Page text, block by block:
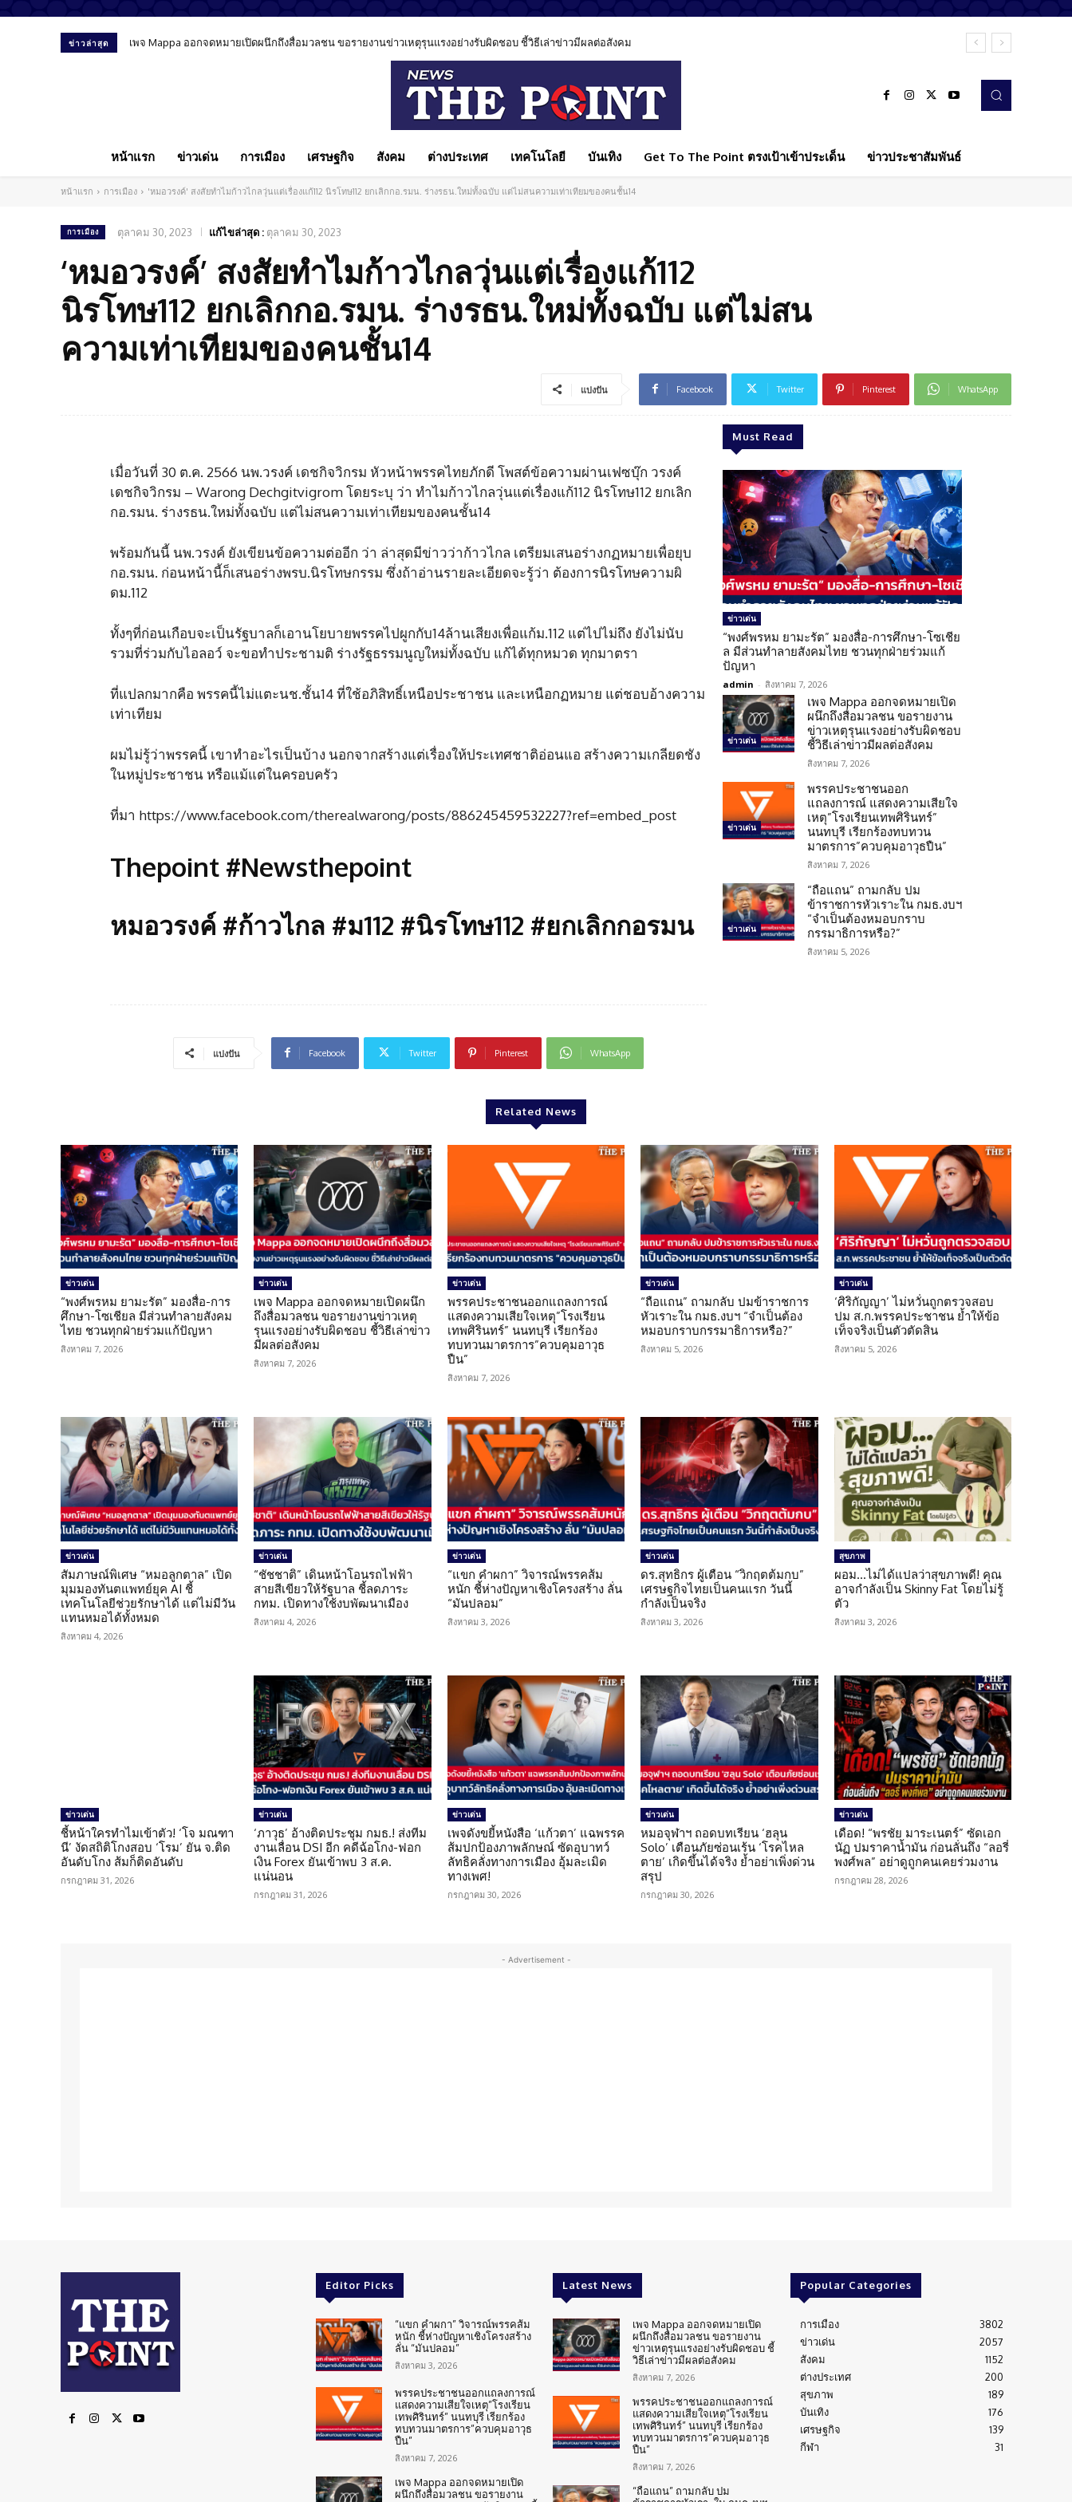
ข่าวล่าสุด เพจ Mappa ออกจดหมายเปิดผนึกถึงสื่อมวลชน ขอรายงานข่าวเหตุรุนแรงอย่างรับผิดชอบ ชี้วิธีเล่าข่าวมีผลต่อสังคม
หน้าแรก ข่าวเด่น การเมือง เศรษฐกิจ สังคม ต่างประเทศ เทคโนโลยี บันเทิง Get To The Point ตรงเป้าเข้าประเด็น ข่าวประชาสัมพันธ์
หน้าแรก การเมือง 'หมอวรงค์' สงสัยทำไมก้าวไกลวุ่นแต่เรื่องแก้112 นิรโทษ112 ยกเลิกกอ.รมน. ร่างรธน.ใหม่ทั้งฉบับ แต่ไม่สนความเท่าเทียมของคนชั้น14
การเมือง ตุลาคม 30, 2023 แก้ไขล่าสุด : ตุลาคม 30, 2023
‘หมอวรงค์’ สงสัยทำไมก้าวไกลวุ่นแต่เรื่องแก้112
นิรโทษ112 ยกเลิกกอ.รมน. ร่างรธน.ใหม่ทั้งฉบับ แต่ไม่สน
ความเท่าเทียมของคนชั้น14
แบ่งปัน Facebook Twitter Pinterest WhatsApp
เมื่อวันที่ 30 ต.ค. 2566 นพ.วรงค์ เดชกิจวิกรม หัวหน้าพรรคไทยภักดี โพสต์ข้อความผ่านเฟซบุ๊ก วรงค์
เดชกิจวิกรม – Warong Dechgitvigrom โดยระบุ ว่า ทำไมก้าวไกลวุ่นแต่เรื่องแก้112 นิรโทษ112 ยกเลิก
กอ.รมน. ร่างรธน.ใหม่ทั้งฉบับ แต่ไม่สนความเท่าเทียมของคนชั้น14
พร้อมกันนี้ นพ.วรงค์ ยังเขียนข้อความต่ออีก ว่า ล่าสุดมีข่าวว่าก้าวไกล เตรียมเสนอร่างกฏหมายเพื่อยุบ
กอ.รมน. ก่อนหน้านี้ก็เสนอร่างพรบ.นิรโทษกรรม ซึ่งถ้าอ่านรายละเอียดจะรู้ว่า ต้องการนิรโทษความผิ
ดม.112
ทั้งๆที่ก่อนเกือบจะเป็นรัฐบาลก็เอานโยบายพรรคไปผูกกับ14ล้านเสียงเพื่อแก้ม.112 แต่ไปไม่ถึง ยังไม่นับ
รวมที่ร่วมกับไอลอว์ จะขอทำประชามติ ร่างรัฐธรรมนูญใหม่ทั้งฉบับ แก้ได้ทุกหมวด ทุกมาตรา
ที่แปลกมากคือ พรรคนี้ไม่แตะนช.ชั้น14 ที่ใช้อภิสิทธิ์เหนือประชาชน และเหนือกฏหมาย แต่ชอบอ้างความ
เท่าเทียม
ผมไม่รู้ว่าพรรคนี้ เขาทำอะไรเป็นบ้าง นอกจากสร้างแต่เรื่องให้ประเทศชาติอ่อนแอ สร้างความเกลียดชัง
ในหมู่ประชาชน หรือแม้แต่ในครอบครัว
ที่มา https://www.facebook.com/therealwarong/posts/886245459532227?ref=embed_post
Thepoint #Newsthepoint
หมอวรงค์ #ก้าวไกล #ม112 #นิรโทษ112 #ยกเลิกกอรมน
แบ่งปัน Facebook Twitter Pinterest WhatsApp
Must Read
ข่าวเด่น
“พงศ์พรหม ยามะรัต” มองสื่อ-การศึกษา-โซเชีย
ล มีส่วนทำลายสังคมไทย ชวนทุกฝ่ายร่วมแก้
ปัญหา
admin - สิงหาคม 7, 2026
ข่าวเด่น
เพจ Mappa ออกจดหมายเปิด
ผนึกถึงสื่อมวลชน ขอรายงาน
ข่าวเหตุรุนแรงอย่างรับผิดชอบ
ชี้วิธีเล่าข่าวมีผลต่อสังคม
สิงหาคม 7, 2026
ข่าวเด่น
พรรคประชาชนออก
แถลงการณ์ แสดงความเสียใจ
เหตุ”โรงเรียนเทพศิรินทร์”
นนทบุรี เรียกร้องทบทวน
มาตรการ”ควบคุมอาวุธปืน”
สิงหาคม 7, 2026
ข่าวเด่น
“ถือแถน” ถามกลับ ปม
ข้าราชการหัวเราะใน กมธ.งบฯ
“จำเป็นต้องหมอบกราบ
กรรมาธิการหรือ?”
สิงหาคม 5, 2026
Related News
ข่าวเด่น
“พงศ์พรหม ยามะรัต” มองสื่อ-การ
ศึกษา-โซเชียล มีส่วนทำลายสังคม
ไทย ชวนทุกฝ่ายร่วมแก้ปัญหา
สิงหาคม 7, 2026
ข่าวเด่น
เพจ Mappa ออกจดหมายเปิดผนึก
ถึงสื่อมวลชน ขอรายงานข่าวเหตุ
รุนแรงอย่างรับผิดชอบ ชี้วิธีเล่าข่าว
มีผลต่อสังคม
สิงหาคม 7, 2026
ข่าวเด่น
พรรคประชาชนออกแถลงการณ์
แสดงความเสียใจเหตุ”โรงเรียน
เทพศิรินทร์” นนทบุรี เรียกร้อง
ทบทวนมาตรการ”ควบคุมอาวุธ
ปืน”
สิงหาคม 7, 2026
ข่าวเด่น
“ถือแถน” ถามกลับ ปมข้าราชการ
หัวเราะใน กมธ.งบฯ “จำเป็นต้อง
หมอบกราบกรรมาธิการหรือ?”
สิงหาคม 5, 2026
ข่าวเด่น
‘ศิริกัญญา’ ไม่หวั่นถูกตรวจสอบ
ปม ส.ก.พรรคประชาชน ย้ำให้ข้อ
เท็จจริงเป็นตัวตัดสิน
สิงหาคม 5, 2026
ข่าวเด่น
สัมภาษณ์พิเศษ “หมอลูกตาล” เปิด
มุมมองทันตแพทย์ยุค AI ชี้
เทคโนโลยีช่วยรักษาได้ แต่ไม่มีวัน
แทนหมอได้ทั้งหมด
สิงหาคม 4, 2026
ข่าวเด่น
“ชัชชาติ” เดินหน้าโอนรถไฟฟ้า
สายสีเขียวให้รัฐบาล ชี้ลดภาระ
กทม. เปิดทางใช้งบพัฒนาเมือง
สิงหาคม 4, 2026
ข่าวเด่น
“แขก คำผกา” วิจารณ์พรรคส้ม
หนัก ชี้ห่างปัญหาเชิงโครงสร้าง ลั่น
“มันปลอม”
สิงหาคม 3, 2026
ข่าวเด่น
ดร.สุทธิกร ผู้เตือน “วิกฤตต้มกบ”
เศรษฐกิจไทยเป็นคนแรก วันนี้
กำลังเป็นจริง
สิงหาคม 3, 2026
สุขภาพ
ผอม…ไม่ได้แปลว่าสุขภาพดี! คุณ
อาจกำลังเป็น Skinny Fat โดยไม่รู้
ตัว
สิงหาคม 3, 2026
ข่าวเด่น
ชี้หน้าใครทำไมเข้าตัว! ‘โจ มณฑา
นี’ งัดสถิติโกงสอบ ‘โรม’ ยัน จ.ติด
อันดับโกง ส้มก็ติดอันดับ
กรกฎาคม 31, 2026
ข่าวเด่น
‘ภาวุธ’ อ้างติดประชุม กมธ.! ส่งทีม
งานเลื่อน DSI อีก คดีฉ้อโกง-ฟอก
เงิน Forex ยันเข้าพบ 3 ส.ค.
แน่นอน
กรกฎาคม 31, 2026
ข่าวเด่น
เพจดังขยี้หนังสือ ‘แก้วตา’ แฉพรรค
ส้มปกป้องภาพลักษณ์ ซัดอุบาทว์
ลัทธิคลั่งทางการเมือง อุ้มละเมิด
ทางเพศ!
กรกฎาคม 30, 2026
ข่าวเด่น
หมอจุฬาฯ ถอดบทเรียน ‘ฮลุน
Solo’ เตือนภัยซ่อนเร้น ‘โรคไหล
ตาย’ เกิดขึ้นได้จริง ย้ำอย่าเพิ่งด่วน
สรุป
กรกฎาคม 30, 2026
ข่าวเด่น
เดือด! “พรชัย มาระเนตร์” ซัดเอก
นัฏ ปมราคาน้ำมัน ก่อนลั่นถึง “ลอรี่
พงศ์พล” อย่าดูถูกคนเคยร่วมงาน
กรกฎาคม 28, 2026
- Advertisement -
Editor Picks
“แขก คำผกา” วิจารณ์พรรคส้ม
หนัก ชี้ห่างปัญหาเชิงโครงสร้าง
ลั่น “มันปลอม”
สิงหาคม 3, 2026
พรรคประชาชนออกแถลงการณ์
แสดงความเสียใจเหตุ”โรงเรียน
เทพศิรินทร์” นนทบุรี เรียกร้อง
ทบทวนมาตรการ”ควบคุมอาวุธ
ปืน”
สิงหาคม 7, 2026
เพจ Mappa ออกจดหมายเปิด
ผนึกถึงสื่อมวลชน ขอรายงาน
Latest News
เพจ Mappa ออกจดหมายเปิด
ผนึกถึงสื่อมวลชน ขอรายงาน
ข่าวเหตุรุนแรงอย่างรับผิดชอบ ชี้
วิธีเล่าข่าวมีผลต่อสังคม
สิงหาคม 7, 2026
พรรคประชาชนออกแถลงการณ์
แสดงความเสียใจเหตุ”โรงเรียน
เทพศิรินทร์” นนทบุรี เรียกร้อง
ทบทวนมาตรการ”ควบคุมอาวุธ
ปืน”
สิงหาคม 7, 2026
“ถือแถน” ถามกลับ ปม
Popular Categories
การเมือง
3802
ข่าวเด่น
2057
สังคม
1152
ต่างประเทศ
200
สุขภาพ
189
บันเทิง
176
เศรษฐกิจ
139
กีฬา
31